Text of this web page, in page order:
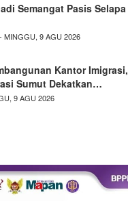
Semangat Pasis Selapa
- MINGGU, 9 AGU 2026
Kantor Imigrasi,
Sumut Dekatkan…
9 AGU 2026